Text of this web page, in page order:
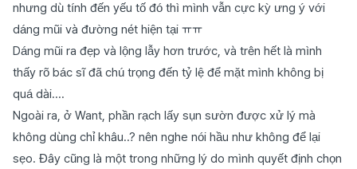
nhưng dù tính đến yếu tố đó thì mình vẫn cực kỳ ưng ý với
dáng mũi và đường nét hiện tại ㅠㅠ
Dáng mũi ra đẹp và lộng lẫy hơn trước, và trên hết là mình
thấy rõ bác sĩ đã chú trọng đến tỷ lệ để mặt mình không bị
quá dài....
Ngoài ra, ở Want, phần rạch lấy sụn sườn được xử lý mà
không dùng chỉ khâu..? nên nghe nói hầu như không để lại
sẹo. Đây cũng là một trong những lý do mình quyết định chọn